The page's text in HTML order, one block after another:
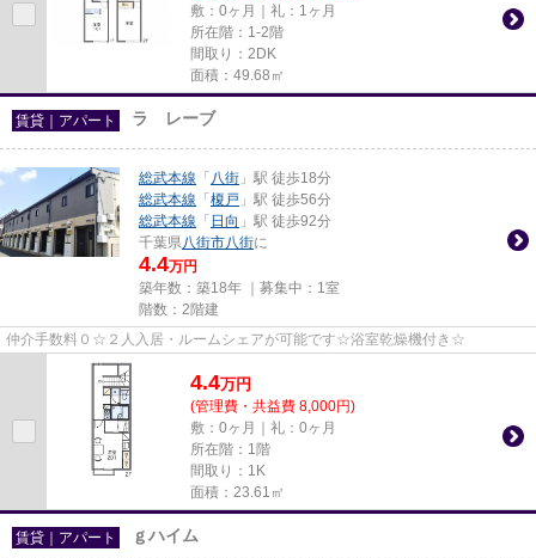
敷：0ヶ月｜礼：1ヶ月
所在階：1-2階
間取り：2DK
面積：49.68㎡
賃貸｜アパート ラ レーブ
総武本線 「 八街 」駅 徒歩18分
総武本線 「 榎戸 」駅 徒歩56分
総武本線 「 日向 」駅 徒歩92分
千葉県八街市八街に
4.4万円
築年数：築18年 ｜募集中： 1室
階数：2階建
仲介手数料０☆２人入居・ルームシェアが可能です☆浴室乾燥機付き☆
4.4万円
(管理費・共益費 8,000円)
敷：0ヶ月｜礼：0ヶ月
所在階：1階
間取り：1K
面積：23.61㎡
賃貸｜アパート ｇハイム